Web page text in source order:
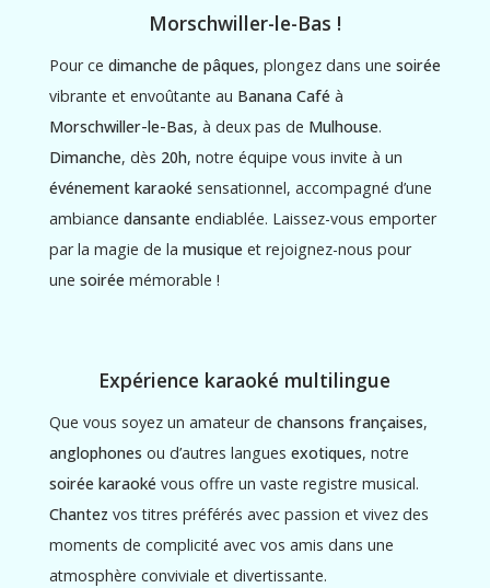
Morschwiller-le-Bas !
Pour ce dimanche de pâques, plongez dans une soirée
vibrante et envoûtante au Banana Caféà
Morschwiller-le-Bas, à deux pas de Mulhouse.
Dimanche, dès 20h, notre équipe vous invite à un
événement karaokésensationnel, accompagné d’une
ambiance dansanteendiablée. Laissez-vous emporter
par la magie de la musiqueet rejoignez-nous pour
une soiréemémorable !
Expérience karaoké multilingue
Que vous soyez un amateur de chansons françaises,
anglophones ou d’autres langues exotiques, notre
soirée karaokévous offre un vaste registre musical.
Chantez vos titres préférés avec passion et vivez des
moments de complicité avec vos amis dans une
atmosphère conviviale et divertissante.